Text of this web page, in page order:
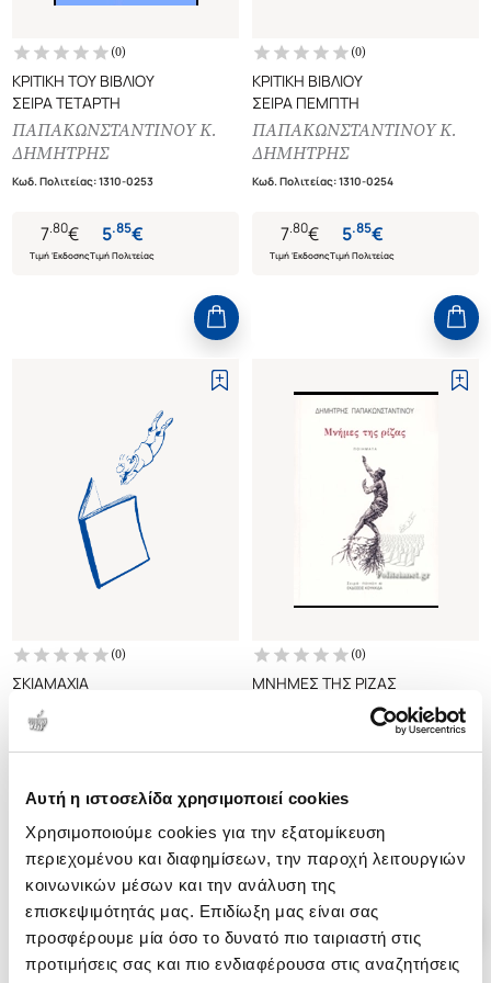
Αυτή η ιστοσελίδα χρησιμοποιεί cookies
Χρησιμοποιούμε cookies για την εξατομίκευση
περιεχομένου και διαφημίσεων, την παροχή λειτουργιών
κοινωνικών μέσων και την ανάλυση της
επισκεψιμότητάς μας. Επιδίωξη μας είναι σας
προσφέρουμε μία όσο το δυνατό πιο ταιριαστή στις
προτιμήσεις σας και πιο ενδιαφέρουσα στις αναζητήσεις
(0)
ΚΡΙΤΙΚΗ ΤΟΥ ΒΙΒΛΙΟΥ
ΣΕΙΡΑ ΤΕΤΑΡΤΗ
ΠΑΠΑΚΩΝΣΤΑΝΤΙΝΟΥ Κ.
ΔΗΜΗΤΡΗΣ
Κωδ. Πολιτείας:1310-0253
7.80€
Τιμή Έκδοσης
5.85€
Τιμή Πολιτείας
(0)
ΚΡΙΤΙΚΗ ΒΙΒΛΙΟΥ
ΣΕΙΡΑ ΠΕΜΠΤΗ
ΠΑΠΑΚΩΝΣΤΑΝΤΙΝΟΥ Κ.
ΔΗΜΗΤΡΗΣ
Κωδ. Πολιτείας:1310-0254
7.80€
Τιμή Έκδοσης
5.85€
Τιμή Πολιτείας
(0)
ΣΚΙΑΜΑΧΙΑ
ΠΑΠΑΚΩΝΣΤΑΝΤΙΝΟΥ Κ.
ΔΗΜΗΤΡΗΣ
3.12€
Τιμή Έκδοσης
2.35€
Τιμή Πολιτείας
(0)
ΜΝΗΜΕΣ ΤΗΣ ΡΙΖΑΣ
ΠΑΠΑΚΩΝΣΤΑΝΤΙΝΟΥ Κ.
8.48€
Τιμή Έκδοσης
5.94€
Τιμή Πολιτείας